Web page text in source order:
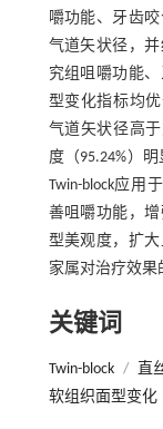
嚼功能、牙齿
气道矢状径，
究组咀嚼功能
型变化指标均
气道矢状径高
度（95.24%）明
Twin-block应用
善咀嚼功能，
型美观度，扩
家属对治疗效果
关键词
Twin-block / 直
软组织面型变化